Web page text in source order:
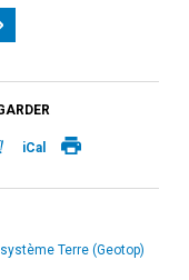
iCal
Terre (Geotop)